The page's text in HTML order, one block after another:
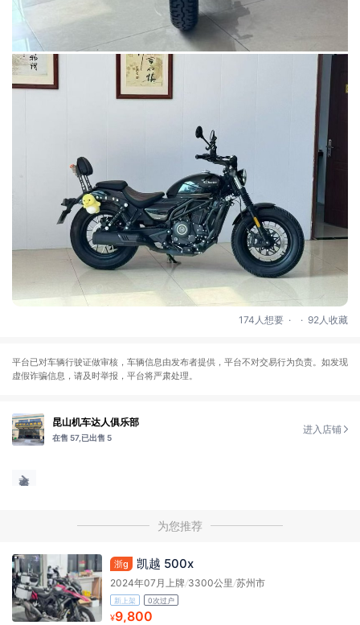
174人想要 . . 92人收藏
平台已对车辆行驶证做审核，车辆信息由发布者提供，平台不对交易行为负责。如发现
虚假诈骗信息，请及时举报，平台将严肃处理。
昆山机车达人俱乐部
在售 57, 已出售 5
进入店铺
为您推荐
浙g 凯越 500x
2024年07月上牌/3300公里 /苏州市
新上架 0次过户
¥9,800